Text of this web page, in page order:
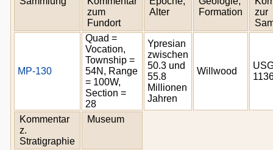
zum
Fundort
Alter
Formation
zur
MP-130
Quad =
Vocation,
Township =
54N, Range
= 100W,
Section =
28
Ypresian
zwischen
50.3 und
55.8
Millionen
Jahren
Willwood
Kommentar
z.
Stratigraphie
Museum